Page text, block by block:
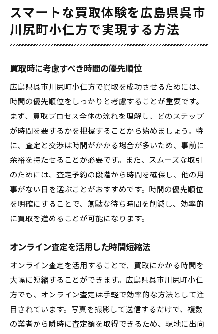
スマートな買取体験を広島県呉市
川尻町小仁方で実現する方法
買取時に考慮すべき時間の優先順位
広島県呉市川尻町小仁方で買取を成功させるためには、
時間の優先順位をしっかりと考慮することが重要です。
まず、買取プロセス全体の流れを理解し、どのステップ
が時間を要するかを把握することから始めましょう。特
に、査定と交渉は時間がかかる場合が多いため、事前に
余裕を持たせることが必要です。また、スムーズな取引
のためには、査定予約の段階から時間を確保し、他の用
事がない日を選ぶことがおすすめです。時間の優先順位
を明確にすることで、無駄な待ち時間を削減し、効率的
に買取を進めることが可能になります。
オンライン査定を活用した時間短縮法
オンライン査定を活用することで、買取にかかる時間を
大幅に短縮することができます。広島県呉市川尻町小仁
方でも、オンライン査定は手軽で効率的な方法として注
目されています。写真を撮影して送信するだけで、複数
の業者から瞬時に査定額を取得できるため、現地に出向